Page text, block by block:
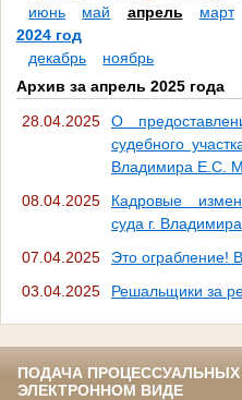
июнь
май апрель март
2024 год
декабрь
ноябрь
Архив за апрель 2025 года
28.04.2025
О
судебного
Владимира Е.С.
08.04.2025
Кадровые
суда г. Владимира
07.04.2025
Это ограбление!
03.04.2025
Решальщики за
ПОДАЧА
ЭЛЕКТРОННОМ ВИДЕ